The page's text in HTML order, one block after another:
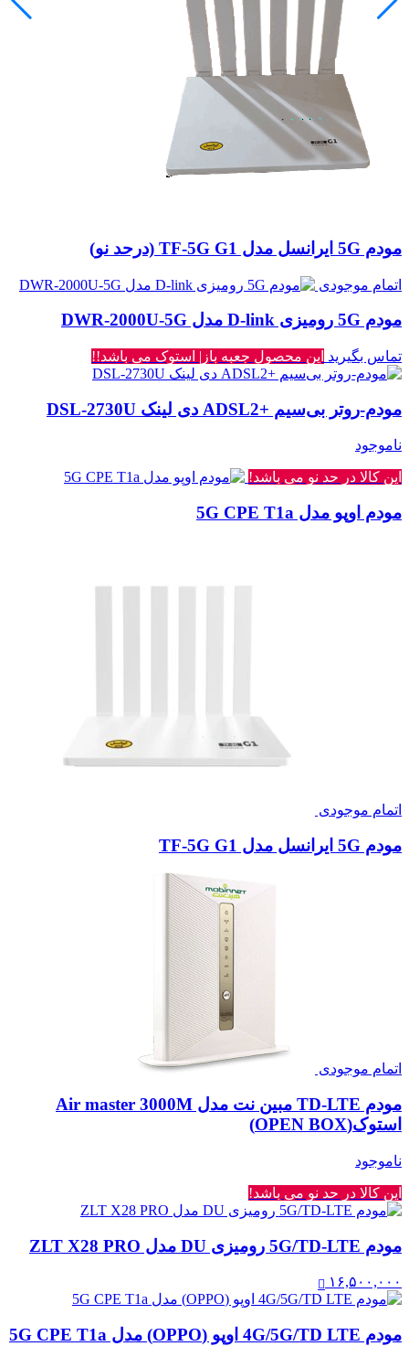
مودم 5G ایرانسل مدل TF-5G G1 (درحد نو)
اتمام موجودی
مودم 5G رومیزی D-link مدل DWR-2000U-5G
تماس بگیرید این محصول جعبه باز| استوک می باشد!!
مودم-روتر بی‌سیم +ADSL2 دی لینک DSL-2730U
ناموجود
این کالا در حد نو می باشد!
مودم اوپو مدل 5G CPE T1a
اتمام موجودی
مودم 5G ایرانسل مدل TF-5G G1
اتمام موجودی
مودم TD-LTE مبین نت مدل Air master 3000M
استوک(OPEN BOX)
ناموجود
این کالا در حد نو می باشد!
مودم 5G/TD-LTE رومیزی DU مدل ZLT X28 PRO
۱۶,۵۰۰,۰۰۰
مودم 4G/5G/TD LTE اوپو (OPPO) مدل 5G CPE T1a